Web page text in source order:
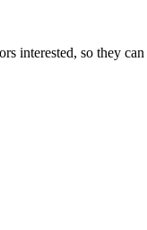
interested, so they